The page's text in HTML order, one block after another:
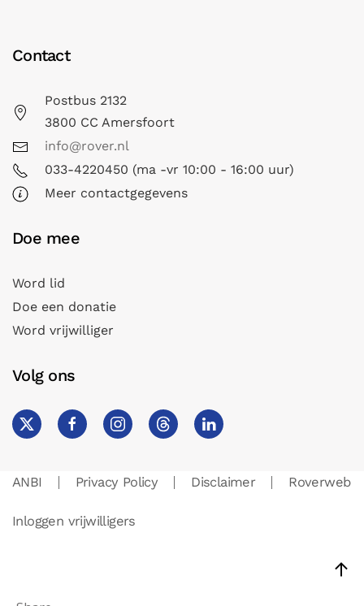
Contact
Postbus 2132
3800 CC Amersfoort
info@rover.nl
033-4220450 (ma -vr 10:00 - 16:00 uur)
Meer contactgegevens
Doe mee
Word lid
Doe een donatie
Word vrijwilliger
Volg ons
ANBI Privacy Policy Disclaimer Roverweb
Inloggen vrijwilligers